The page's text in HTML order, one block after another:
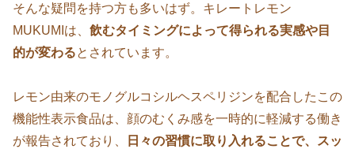
そんな疑問を持つ方も多いはず。キレートレモン
MUKUMIは、 飲むタイミングによって得られる実感や目
的が変わるとされています。
レモン由来のモノグルコシルヘスペリジンを配合したこの
機能性表示食品は、顔のむくみ感を一時的に軽減する働き
が報告されており、
日々の習慣に取り入れることで、スッ